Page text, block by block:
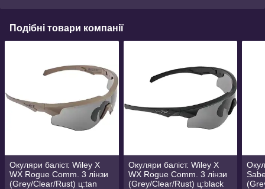
Подібні товари компанії
Окуляри баліст. Wiley X
WX Rogue Comm. 3 лінзи
(Grey/Clear/Rust) ц:tan
Окуляри баліст. Wiley X
WX Rogue Comm. 3 лінзи
(Grey/Clear/Rust) ц:black